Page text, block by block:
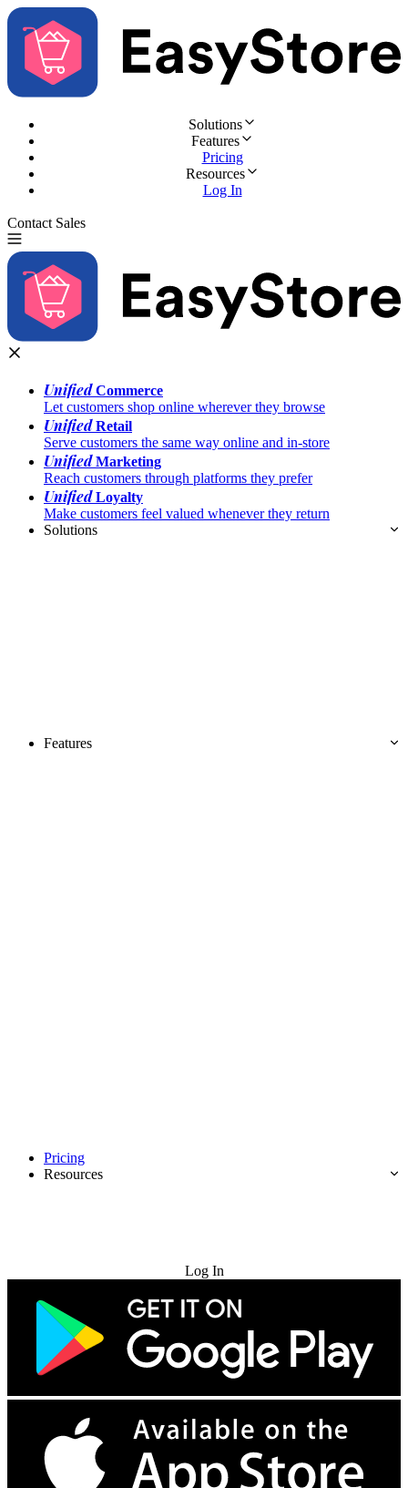
Solutions
Features
Pricing
Resources
Log In
Contact Sales
UnifiedCommerce
Let customers shop online wherever they browse
UnifiedRetail
Serve customers the same way online and in-store
UnifiedMarketing
Reach customers through platforms they prefer
UnifiedLoyalty
Make customers feel valued whenever they return
Solutions
Features
Pricing
Resources
Log In